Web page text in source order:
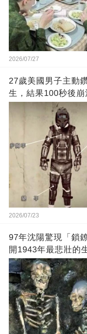
2026/07/27
27歲美國男子主動
生，結果100秒後崩
2026/07/23
97年沈陽驚現「鎖
開1943年最悲壯的